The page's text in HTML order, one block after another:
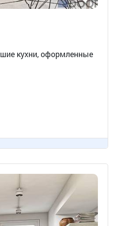
кухни, оформленные